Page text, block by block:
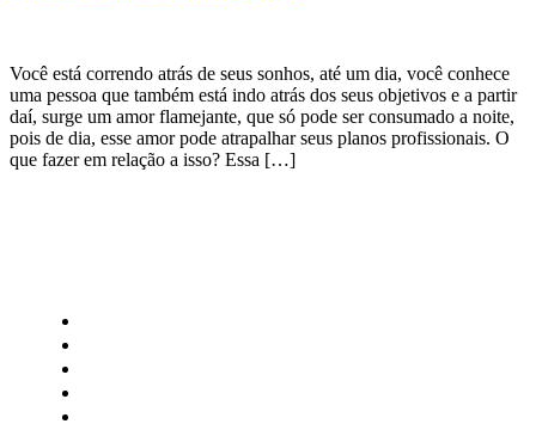
Você está correndo atrás de seus sonhos, até um dia, você conhece
uma pessoa que também está indo atrás dos seus objetivos e a partir
daí, surge um amor flamejante, que só pode ser consumado a noite,
pois de dia, esse amor pode atrapalhar seus planos profissionais. O
que fazer em relação a isso? Essa […]